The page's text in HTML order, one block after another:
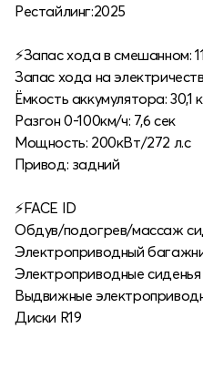
Рестайлинг:2025
⚡️Запас хода в смешанном:
Запас хода на
Ёмкость аккумулятора: 30,1
Разгон 0-100км/ч: 7,6 сек
Мощность: 200кВт/272 л.с
Привод: задний
⚡️FACE ID
Обдув/подогрев/массаж
Электроприводный
Электроприводные сиденья
Выдвижные
Диски R19